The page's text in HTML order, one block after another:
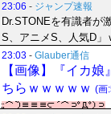
23:06 - ジャンプ速報
Dr.STONEを有識者が
S、アニメS、人気D」
23:03 - Glauber通信
【画像】『イカ
ちらｗｗｗｗｗ (画